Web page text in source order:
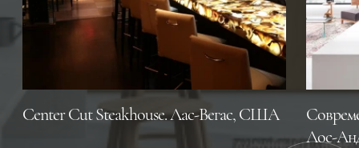
Center Cut Steakhouse. Лас-Вегас, CША
Лос-